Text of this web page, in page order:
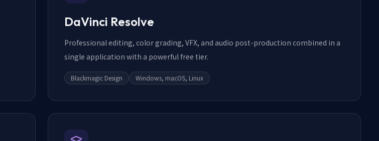
DaVinci Resolve
Professional editing, color grading, VFX, and audio post-production combined in a
single application with a powerful free tier.
Blackmagic Design Windows, macOS, Linux